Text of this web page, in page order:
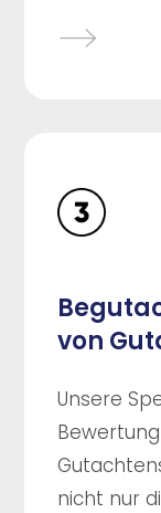
von
Unsere
nicht nur